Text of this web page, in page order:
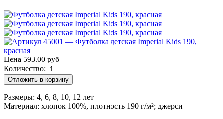
Цена 593.00 руб
Количество:
Отложить в корзину
Размеры: 4, 6, 8, 10, 12 лет
Материал: хлопок 100%, плотность 190 г/м²; джерси